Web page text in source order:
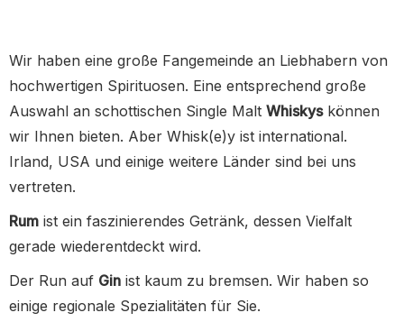
Wir haben eine große Fangemeinde an Liebhabern von
hochwertigen Spirituosen. Eine entsprechend große
Auswahl an schottischen Single Malt Whiskyskönnen
wir Ihnen bieten. Aber Whisk(e)y ist international.
Irland, USA und einige weitere Länder sind bei uns
vertreten.
Rum ist ein faszinierendes Getränk, dessen Vielfalt
gerade wiederentdeckt wird.
Der Run auf Gin ist kaum zu bremsen. Wir haben so
einige regionale Spezialitäten für Sie.